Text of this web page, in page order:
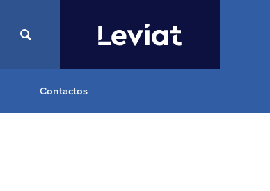
Contactos